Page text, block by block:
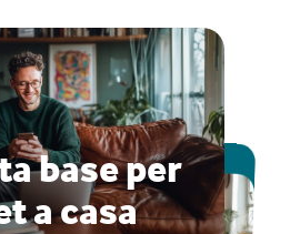
base per
a casa
ONLINE